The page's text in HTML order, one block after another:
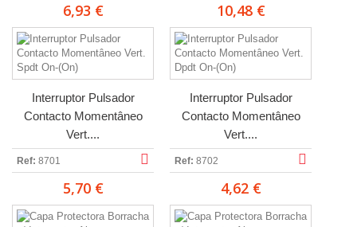
6,93 € 10,48 €
Interruptor Pulsador
Contacto Momentâneo
Vert....
Ref: 8701
5,70 €
Interruptor Pulsador
Contacto Momentâneo
Vert....
Ref: 8702
4,62 €